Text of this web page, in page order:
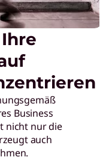
Business
nicht nur die
auch